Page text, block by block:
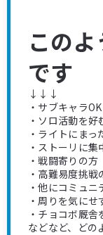
この
です
↓↓↓
・サブキャラOK
・ソロ活動を好
・ライトにま
・ストーリに
・戦闘寄りの方
・高難易度挑戦
・他にコミュ
・周りを気に
・チョコボ厩
などなど、どの